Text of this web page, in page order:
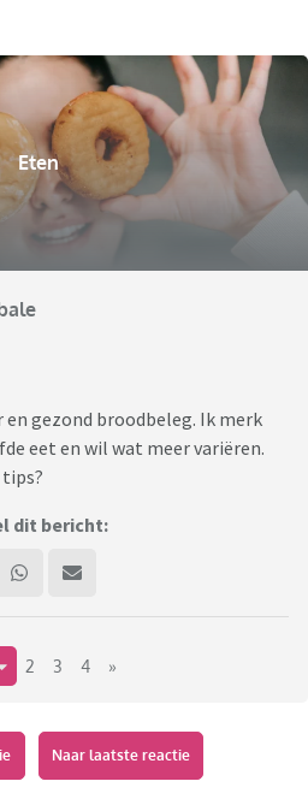
Eten
en gezond broodbeleg. Ik merk
eet en wil wat meer variëren.
dit bericht:
2 3 4 »
Naar laatste reactie